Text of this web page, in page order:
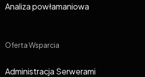
Analiza powłamaniowa
Oferta Wsparcia
Administracja Serwerami